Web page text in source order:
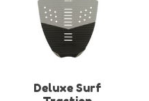
Deluxe Surf